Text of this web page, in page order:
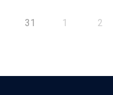
31 1 2